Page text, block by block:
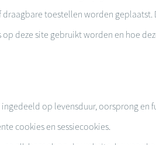
toestellen worden
deze site gebruikt worden en hoe
op levensduur, oorsprong en
cookies en sessiecookies.